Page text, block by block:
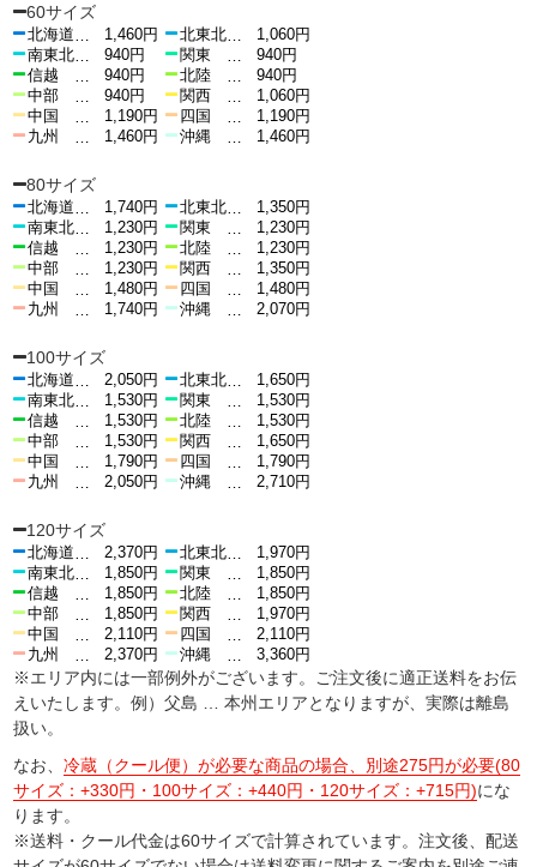
60サイズ
北海道 1,460円 北東北
1,060円
南東北
940円 関東
940円
信越
940円 北陸
940円
中部
940円 関西
1,060円
中国
1,190円 四国
1,190円
九州
1,460円 沖縄 1,460円
80サイズ
北海道 1,740円 北東北
1,350円
南東北
1,230円 関東
1,230円
信越
1,230円 北陸
1,230円
中部
1,230円 関西
1,350円
中国
1,480円 四国
1,480円
九州
1,740円 沖縄 2,070円
100サイズ
北海道 2,050円 北東北
1,650円
南東北
1,530円 関東
1,530円
信越
1,530円 北陸
1,530円
中部
1,530円 関西
1,650円
中国
1,790円 四国
1,790円
九州
2,050円 沖縄 2,710円
120サイズ
北海道 2,370円 北東北
1,970円
南東北
1,850円 関東
1,850円
信越
1,850円 北陸
1,850円
中部
1,850円 関西
1,970円
中国
2,110円 四国
2,110円
九州
2,370円 沖縄 3,360円
※エリア内には一部例外がございます。ご注文後に適正送料をお伝
えいたします。例）父島 … 本州エリアとなりますが、実際は離島
扱い。
なお、冷蔵（クール便）が必要な商品の場合、別途275円が必要(80
サイズ：+330円・100サイズ：+440円・120サイズ：+715円)にな
ります。
※送料・クール代金は60サイズで計算されています。注文後、配送